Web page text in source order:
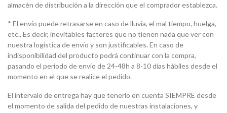
almacén de distribución a la dirección que el comprador establezca.
* El envío puede retrasarse en caso de lluvia, el mal tiempo, huelga,
etc., Es decir, inevitables factores que no tienen nada que ver con
nuestra logística de envío y son justificables. En caso de
indisponibilidad del producto podrá continuar con la compra,
pasando el periodo de envío de 24-48h a 8-10 días hábiles desde el
momento en el que se realice el pedido.
El intervalo de entrega hay que tenerlo en cuenta SIEMPRE desde
el momento de salida del pedido de nuestras instalaciones, y